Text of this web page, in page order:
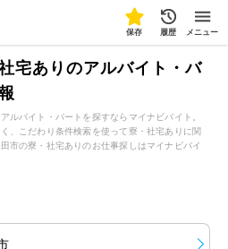
保存 履歴 メニュー
宅ありのアルバイト・バ
ルバイト・パートを探すならマイナビバイト。
、こだわり条件検索を使って寮・社宅ありに関
市の寮・社宅ありのお仕事探しはマイナビバイ